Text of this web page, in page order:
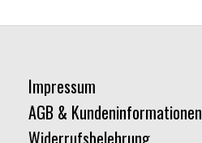
Impressum
AGB & Kundeninformationen